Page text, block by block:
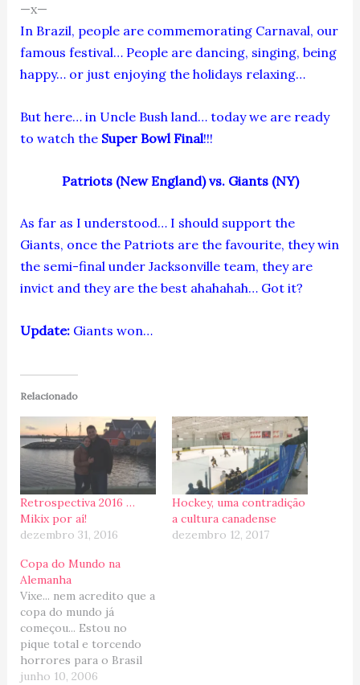
—x—
In Brazil, people are commemorating Carnaval, our
famous festival… People are dancing, singing, being
happy… or just enjoying the holidays relaxing…
But here… in Uncle Bush land… today we are ready
to watch the Super Bowl Final!!!
Patriots (New England) vs. Giants (NY)
As far as I understood… I should support the
Giants, once the Patriots are the favourite, they win
the semi-final under Jacksonville team, they are
invict and they are the best ahahahah… Got it?
Update:Giants won…
Relacionado
Retrospectiva 2016 …
Mikix por aí!
dezembro 31, 2016
Hockey, uma contradição
a cultura canadense
dezembro 12, 2017
Copa do Mundo na
Alemanha
Vixe... nem acredito que a
copa do mundo já
começou... Estou no
pique total e torcendo
horrores para o Brasil
ganhar, mas será que
junho 10, 2006